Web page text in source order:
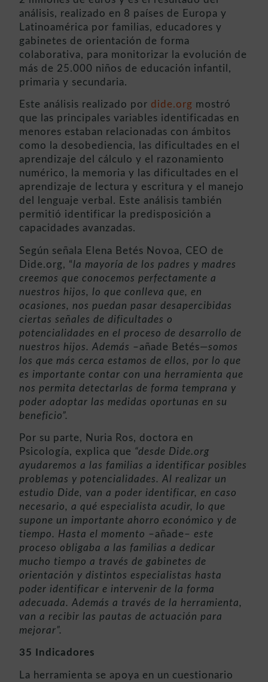
análisis, realizado en 8 países de Europa y
Latinoamérica por familias, educadores y
gabinetes de orientación de forma
colaborativa, para monitorizar la evolución de
más de 25.000 niños de educación infantil,
primaria y secundaria.
Este análisis realizado por dide.org mostró
que las principales variables identificadas en
menores estaban relacionadas con ámbitos
como la desobediencia, las dificultades en el
aprendizaje del cálculo y el razonamiento
numérico, la memoria y las dificultades en el
aprendizaje de lectura y escritura y el manejo
del lenguaje verbal. Este análisis también
permitió identificar la predisposición a
capacidades avanzadas.
Según señala Elena Betés Novoa, CEO de
Dide.org, “la mayoría de los padres y madres
creemos que conocemos perfectamente a
nuestros hijos, lo que conlleva que, en
ocasiones, nos puedan pasar desapercibidas
ciertas señales de dificultades o
potencialidades en el proceso de desarrollo de
nuestros hijos. Además –añade Betés—somos
los que más cerca estamos de ellos, por lo que
es importante contar con una herramienta que
nos permita detectarlas de forma temprana y
poder adoptar las medidas oportunas en su
beneficio”.
Por su parte, Nuria Ros, doctora en
Psicología, explica que “desde Dide.org
ayudaremos a las familias a identificar posibles
problemas y potencialidades. Al realizar un
estudio Dide, van a poder identificar, en caso
necesario, a qué especialista acudir, lo que
supone un importante ahorro económico y de
tiempo. Hasta el momento –añade– este
proceso obligaba a las familias a dedicar
mucho tiempo a través de gabinetes de
orientación y distintos especialistas hasta
poder identificar e intervenir de la forma
adecuada. Además a través de la herramienta,
van a recibir las pautas de actuación para
mejorar”.
35 Indicadores
La herramienta se apoya en un cuestionario